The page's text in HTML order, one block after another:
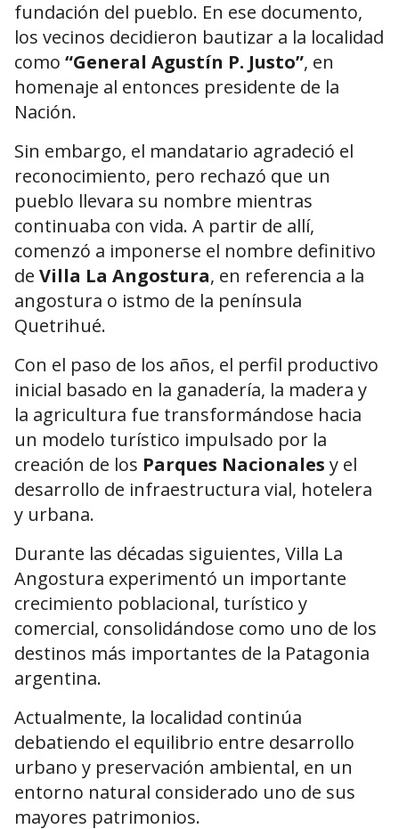
fundación del pueblo. En ese documento,
los vecinos decidieron bautizar a la localidad
como “General Agustín P. Justo”, en
homenaje al entonces presidente de la
Nación.
Sin embargo, el mandatario agradeció el
reconocimiento, pero rechazó que un
pueblo llevara su nombre mientras
continuaba con vida. A partir de allí,
comenzó a imponerse el nombre definitivo
de Villa La Angostura, en referencia a la
angostura o istmo de la península
Quetrihué.
Con el paso de los años, el perfil productivo
inicial basado en la ganadería, la madera y
la agricultura fue transformándose hacia
un modelo turístico impulsado por la
creación de los Parques Nacionales y el
desarrollo de infraestructura vial, hotelera
y urbana.
Durante las décadas siguientes, Villa La
Angostura experimentó un importante
crecimiento poblacional, turístico y
comercial, consolidándose como uno de los
destinos más importantes de la Patagonia
argentina.
Actualmente, la localidad continúa
debatiendo el equilibrio entre desarrollo
urbano y preservación ambiental, en un
entorno natural considerado uno de sus
mayores patrimonios.